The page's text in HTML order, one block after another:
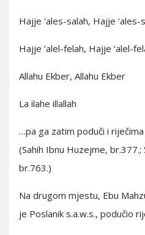
Hajje ‘ales-salah, Hajje ‘ales-
Hajje ‘alel-felah, Hajje ‘alel-
Allahu Ekber, Allahu Ekber
La ilahe illallah
…pa ga zatim poduči i
(Sahih Ibnu Huzejme, br.377.;
br.763.)
Na drugom mjestu, Ebu
je Poslanik s.a.w.s., podučio